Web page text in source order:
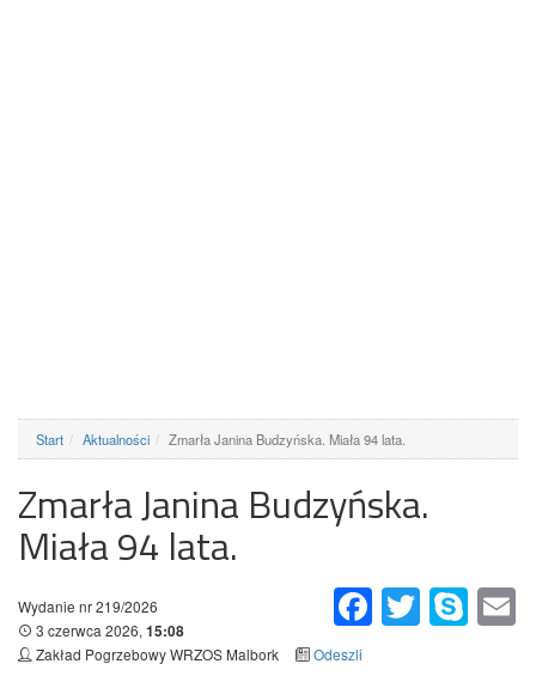
Start Aktualności Zmarła Janina Budzyńska. Miała 94 lata.
Zmarła Janina Budzyńska.
Miała 94 lata.
FacebookTwitter Skype
Wydanie nr 219/2026
3 czerwca 2026, 15:08
Zakład Pogrzebowy WRZOS Malbork
Odeszli